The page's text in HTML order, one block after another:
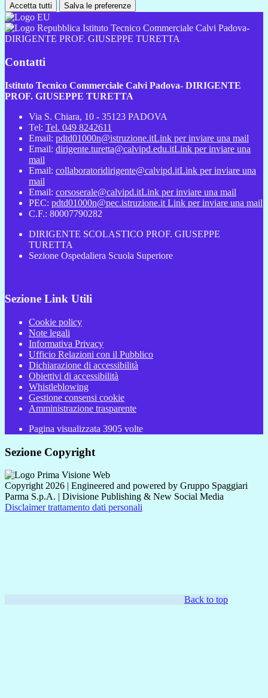
Accetta tutti Salva le preferenze
Istituto Tecnico Commerciale Calvi Padova-
DIRIGENTE PROF. GIUSEPPE TURETTA
Contatti
Istituto Tecnico Commerciale Calvi Padova- DIRIGENTE
PROF. GIUSEPPE TURETTA
Via S. Chiara, 10 - 35123 PADOVA
Tel: Tel. 049 8242611
Email: pdtd01000n@istruzione.itLink per inviare una mail
Email: dirigente.turetta@calvipd.edu.itLink per inviare una
mail
Email: collaboratoridirigente@calvipd.itLink per inviare una
mail
Email: corsoserale@calvipd.itLink per inviare una mail
PEC: pdtd01000n@pec.istruzione.it Link per inviare una mail
C.F.: 80007790282
DIRIGENTE SCOLASTICO PROF. GIUSEPPE
TURETTA
Sezione Ospedaliera Scuola Superiore
Sezione Link Utili
Cookie policy
Note legali
Informativa Privacy
Ufficio Relazioni con il Pubblico
Dichiarazione di accessibilità
Obiettivi di accessibilità
Whistleblowing
Gestione consensi cookie
Amministrazione trasparente
Pagina visualizzata 3905 volte
Sezione Copyright
Copyright 2026 | Engineered and powered by Gruppo Spaggiari
Parma S.p.A. | Divisione Publishing & New Social Media
Disclaimer trattamento dati personali
Back to top